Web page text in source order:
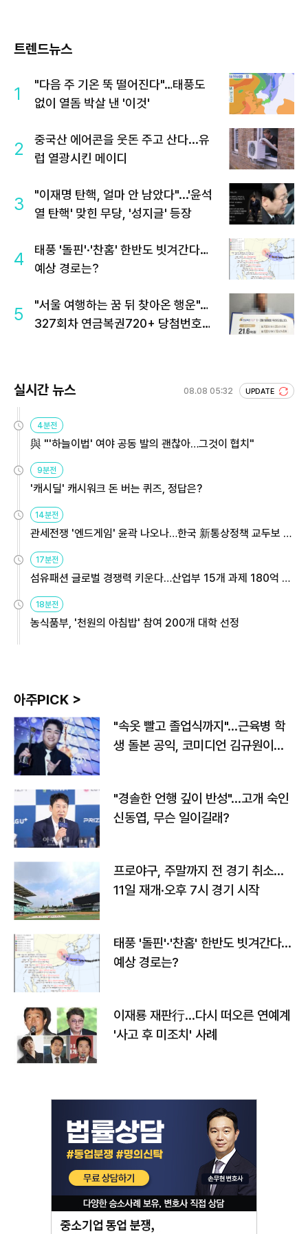
트렌드뉴스
1
"다음 주 기온 뚝 떨어진다"…태풍도
없이 열돔 박살 낸 '이것'
2
중국산 에어콘을 웃돈 주고 산다...유
럽 열광시킨 메이디
3
"이재명 탄핵, 얼마 안 남았다"...'윤석
열 탄핵' 맞힌 무당, '성지글' 등장
4
태풍 '돌핀'·'찬홈' 한반도 빗겨간다…
예상 경로는?
5
"서울 여행하는 꿈 뒤 찾아온 행운"…
327회차 연금복권720+ 당첨번호조
실시간 뉴스 08.08 05:32 UPDATE
4분전
與 "'하늘이법' 여야 공동 발의 괜찮아…그것이 협치"
9분전
'캐시딜' 캐시워크 돈 버는 퀴즈, 정답은?
14분전
관세전쟁 '엔드게임' 윤곽 나오나…한국 新통상정책 교두보 활
용해야
17분전
섬유패션 글로벌 경쟁력 키운다…산업부 15개 과제 180억 지
원
18분전
농식품부, '천원의 아침밥' 참여 200개 대학 선정
아주PICK >
"속옷 빨고 졸업식까지"…근육병 학
생 돌본 공익, 코미디언 김규원이었
"경솔한 언행 깊이 반성"…고개 숙인
신동엽, 무슨 일이길래?
프로야구, 주말까지 전 경기 취소…
11일 재개·오후 7시 경기 시작
태풍 '돌핀'·'찬홈' 한반도 빗겨간다…
예상 경로는?
이재룡 재판行…다시 떠오른 연예계
'사고 후 미조치' 사례